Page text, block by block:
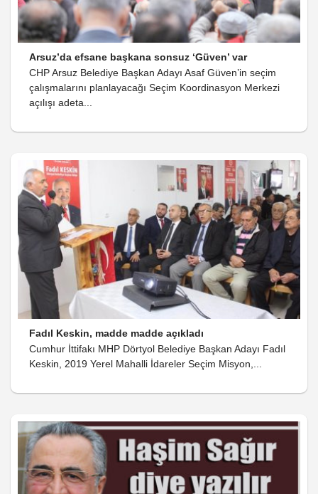
Arsuz’da efsane başkana sonsuz ‘Güven’ var
CHP Arsuz Belediye Başkan Adayı Asaf Güven’in seçim
çalışmalarını planlayacağı Seçim Koordinasyon Merkezi
açılışı adeta...
Fadıl Keskin, madde madde açıkladı
Cumhur İttifakı MHP Dörtyol Belediye Başkan Adayı Fadıl
Keskin, 2019 Yerel Mahalli İdareler Seçim Misyon,...